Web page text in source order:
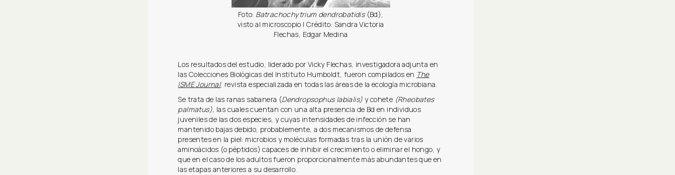
Foto: Batrachochytrium dendrobatidis(Bd),
visto al microscopio | Crédito: Sandra Victoria
Flechas, Edgar Medina
Los resultados del estudio, liderado por Vicky Flechas, investigadora adjunta en
las Colecciones Biológicas del Instituto Humboldt, fueron compilados en The
ISME Journal, revista especializada en todas las áreas de la ecología microbiana.
Se trata de las ranas sabanera (Dendropsophus labialis) y cohete (Rheobates
palmatus), las cuales cuentan con una alta presencia de Bd en individuos
juveniles de las dos especies, y cuyas intensidades de infección se han
mantenido bajas debido, probablemente, a dos mecanismos de defensa
presentes en la piel: microbios y moléculas formadas tras la unión de varios
aminoácidos (o péptidos) capaces de inhibir el crecimiento o eliminar el hongo, y
que en el caso de los adultos fueron proporcionalmente más abundantes que en
las etapas anteriores a su desarrollo.